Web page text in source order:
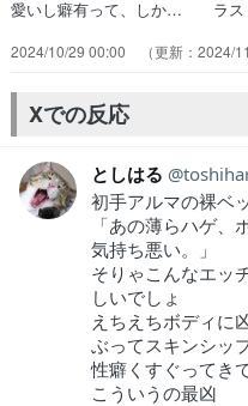
愛いし癖有って、しか… ラス
な主人公がヒロインの色気に
と仲間探しの巻。下乳さんの
ノエルとアルマ… ノエルくん
2024/10/29 00:00 2024/
Xでの反応
としはる
初手アルマの裸ベ
「あの薄らハゲ、
気持ち悪い。」
そりゃこんなエッ
しいでしょ
えちえちボディに
ぶってスキンシッ
性癖くすぐってき
こういうの最凶